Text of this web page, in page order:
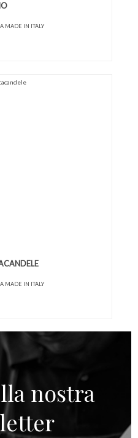
MADE IN ITALY
MADE IN ITALY
nostra